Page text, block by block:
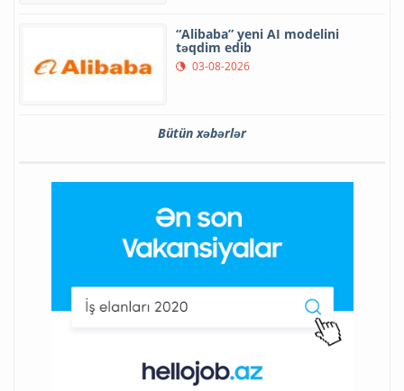
“Alibaba” yeni AI modelini
təqdim edib
03-08-2026
Bütün xəbərlər